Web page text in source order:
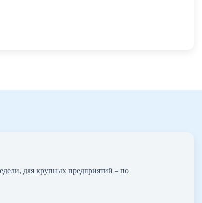
для крупных предприятий – по